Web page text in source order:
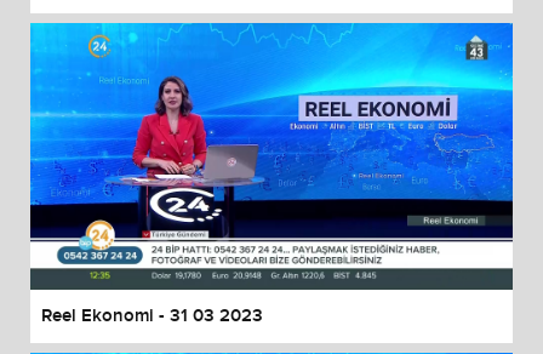
Reel Ekonomi - 31 03 2023